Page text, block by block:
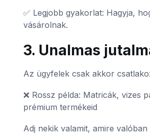
✅ Legjobb gyakorlat: Hagyja,
vásárolnak.
3. Unalmas
Az ügyfelek csak akkor
❌ Rossz példa: Matricák, vizes
prémium termékeid
Adj nekik valamit, amire